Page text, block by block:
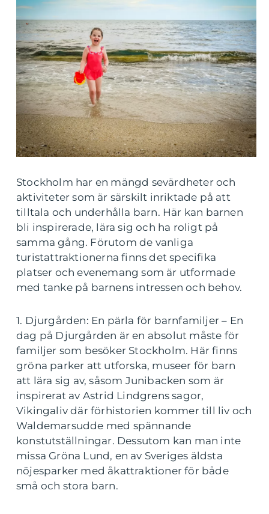
Stockholm har en mängd sevärdheter och
aktiviteter som är särskilt inriktade på att
tilltala och underhålla barn. Här kan barnen
bli inspirerade, lära sig och ha roligt på
samma gång. Förutom de vanliga
turistattraktionerna finns det specifika
platser och evenemang som är utformade
med tanke på barnens intressen och behov.
1. Djurgården: En pärla för barnfamiljer – En
dag på Djurgården är en absolut måste för
familjer som besöker Stockholm. Här finns
gröna parker att utforska, museer för barn
att lära sig av, såsom Junibacken som är
inspirerat av Astrid Lindgrens sagor,
Vikingaliv där förhistorien kommer till liv och
Waldemarsudde med spännande
konstutställningar. Dessutom kan man inte
missa Gröna Lund, en av Sveriges äldsta
nöjesparker med åkattraktioner för både
små och stora barn.